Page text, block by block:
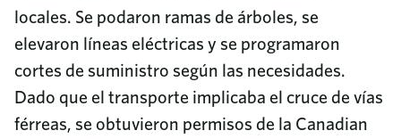
locales. Se podaron ramas de árboles, se
elevaron líneas eléctricas y se programaron
cortes de suministro según las necesidades.
Dado que el transporte implicaba el cruce de vías
férreas, se obtuvieron permisos de la Canadian